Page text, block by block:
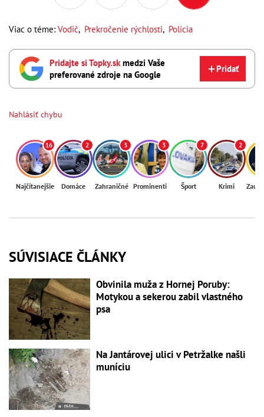
Viac o téme: Vodič, Prekročenie rýchlosti, Polícia
Pridajte si Topky.skmedzi Vaše
preferované zdroje na Google
Pridať
Nahlásiť chybu
16
Najčítanejšie
2
Domáce
3
Zahraničné
3
Prominenti
7
Šport
2
Krimi
SÚVISIACE ČLÁNKY
Obvinila muža z Hornej Poruby:
Motykou a sekerou zabil vlastného
psa
Na Jantárovej ulici v Petržalke našli
muníciu